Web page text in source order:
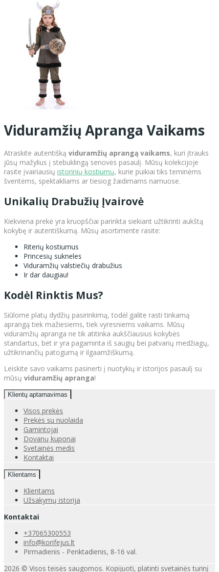
Viduramžių Apranga Vaikams
Atraskite autentišką viduramžių aprangą vaikams, kuri įtrauks
jūsų mažylius į stebuklingą senovės pasaulį. Mūsų kolekcijoje
rasite įvairiausių istorinių kostiumų, kurie puikiai tiks teminėms
šventėms, spektakliams ar tiesiog žaidimams namuose.
Unikalių Drabužių Įvairovė
Kiekviena prekė yra kruopščiai parinkta siekiant užtikrinti aukštą
kokybę ir autentiškumą. Mūsų asortimente rasite:
Riterių kostiumus
Princesių sukneles
Viduramžių valstiečių drabužius
Ir dar daugiau!
Kodėl Rinktis Mus?
Siūlome platų dydžių pasirinkimą, todėl galite rasti tinkamą
aprangą tiek mažiesiems, tiek vyresniems vaikams. Mūsų
viduramžių apranga ne tik atitinka aukščiausius kokybės
standartus, bet ir yra pagaminta iš saugių bei patvarių medžiagų,
užtikrinančių patogumą ir ilgaamžiškumą.
Leiskite savo vaikams pasinerti į nuotykių ir istorijos pasaulį su
mūsų viduramžių apranga!
Klientų aptarnavimas
Visos prekės
Prekės su nuolaida
Gamintojai
Dovanų kuponai
Svetainės medis
Kontaktai
Klientams
Klientams
Užsakymų istorija
Kontaktai
+37065300553
info@korifejus.lt
Pirmadienis - Penktadienis, 8-16 val.
2026 © Visos teisės saugomos. Kopijuoti, platinti svetainės turinį